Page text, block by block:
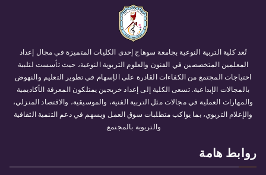
تُعد كلية التربية النوعية بجامعة سوهاج إحدى الكليات المتميزة في مجال إعداد
المعلمين المتخصصين في الفنون والعلوم التربوية النوعية، حيث تأسست لتلبية
احتياجات المجتمع من الكفاءات القادرة على الإسهام في تطوير التعليم والنهوض
بالمجالات الإبداعية. تسعى الكلية إلى إعداد خريجين يمتلكون المعرفة الأكاديمية
والمهارات العملية في مجالات مثل التربية الفنية، والموسيقية، والاقتصاد المنزلي،
والإعلام التربوي، بما يواكب متطلبات سوق العمل ويسهم في دعم التنمية الثقافية
والتربوية بالمجتمع.
روابط هامة